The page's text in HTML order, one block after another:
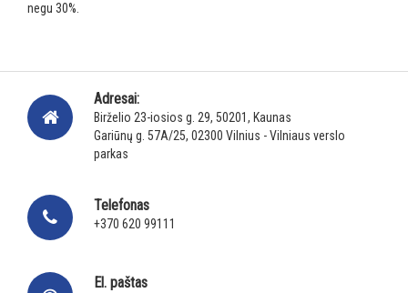
negu 30%.
Adresai:
Birželio 23-iosios g. 29, 50201, Kaunas
Gariūnų g. 57A/25, 02300 Vilnius - Vilniaus verslo
parkas
Telefonas
+370 620 99111
El. paštas